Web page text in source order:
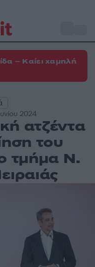
– Καίει χαμηλή
2024
ατζέντα
του
τμήμα Ν.